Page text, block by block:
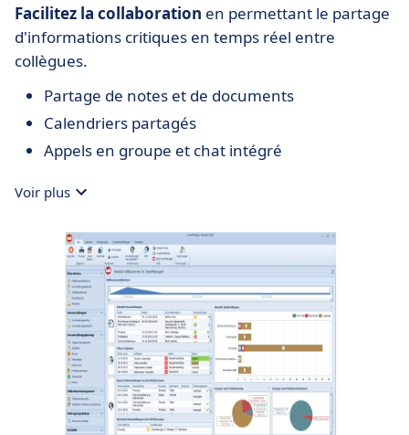
Facilitez la collaboration en permettant le partage
d'informations critiques en temps réel entre
collègues.
Partage de notes et de documents
Calendriers partagés
Appels en groupe et chat intégré
Voir plus